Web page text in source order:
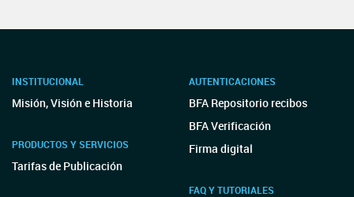
INSTITUCIONAL
Misión, Visión e Historia
PRODUCTOS Y SERVICIOS
Tarifas de Publicación
AUTENTICACIONES
BFA Repositorio recibos
BFA Verificación
Firma digital
FAQ Y TUTORIALES